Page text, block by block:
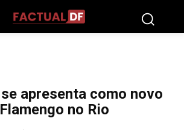
apresenta como novo
no Rio